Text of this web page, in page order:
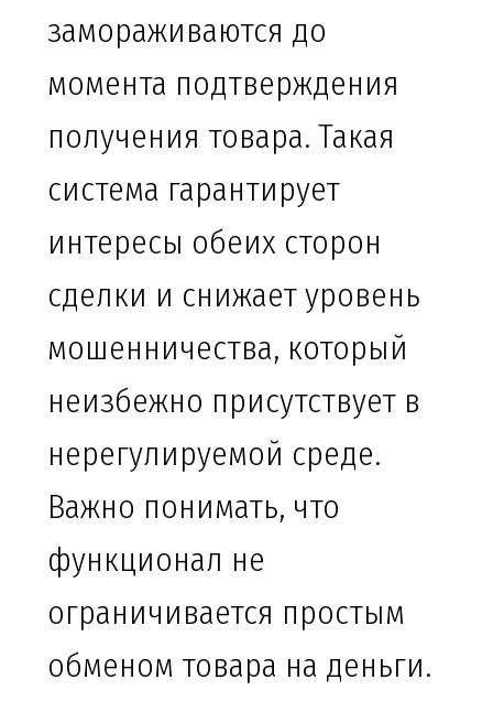
замораживаются до
момента подтверждения
получения товара. Такая
система гарантирует
интересы обеих сторон
сделки и снижает уровень
мошенничества, который
неизбежно присутствует в
нерегулируемой среде.
Важно понимать, что
функционал не
ограничивается простым
обменом товара на деньги.